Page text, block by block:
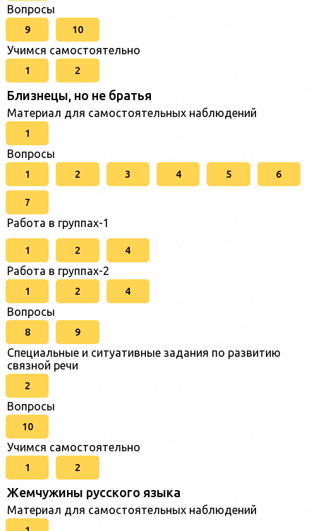
Вопросы
9 10
Учимся самостоятельно
1 2
Близнецы, но не братья
Материал для самостоятельных наблюдений
1
Вопросы
1 2 3 4 5 6
7
Работа в группах-1
1 2 4
Работа в группах-2
1 2 4
Вопросы
8 9
Специальные и ситуативные задания по развитию
связной речи
2
Вопросы
10
Учимся самостоятельно
1 2
Жемчужины русского языка
Материал для самостоятельных наблюдений